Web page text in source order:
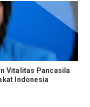
Vitalitas Pancasila
Indonesia